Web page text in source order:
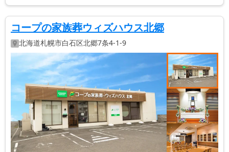
コープの家族葬ウィズハウス北郷
北海道札幌市白石区北郷7条4-1-9